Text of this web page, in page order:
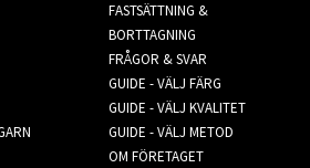
FASTSÄTTNING &
BORTTAGNING
FRÅGOR & SVAR
GUIDE - VÄLJ FÄRG
GUIDE - VÄLJ KVALITET
GUIDE - VÄLJ METOD
OM FÖRETAGET